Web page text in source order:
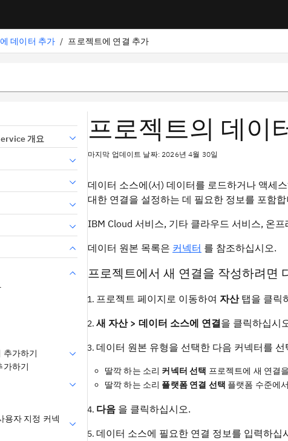
데이터 추가 / 프로젝트에 연결 추가
개요
추가하기
가하기
용자 지정 커넥
프로젝트의 데이
마지막 업데이트 날짜: 2026년 4월 30일
데이터 소스에(서) 데이터를 로드하거나 액세
대한 연결을 설정하는 데 필요한 정보를 포함합
IBM Cloud 서비스, 기타 클라우드 서비스, 온
데이터 원본 목록은 커넥터 를 참조하십시오.
프로젝트에서 새 연결을 작성하려면
프로젝트 페이지로 이동하여 자산탭을 클릭
새 자산 > 데이터 소스에 연결을 클릭하십시
데이터 원본 유형을 선택한 다음 커넥터를 선
딸깍 하는 소리 커넥터 선택 프로젝트에 새 연결
딸깍 하는 소리 플랫폼 연결 선택 플랫폼 수준에
다음 을 클릭하십시오.
데이터 소스에 필요한 연결 정보를 입력하